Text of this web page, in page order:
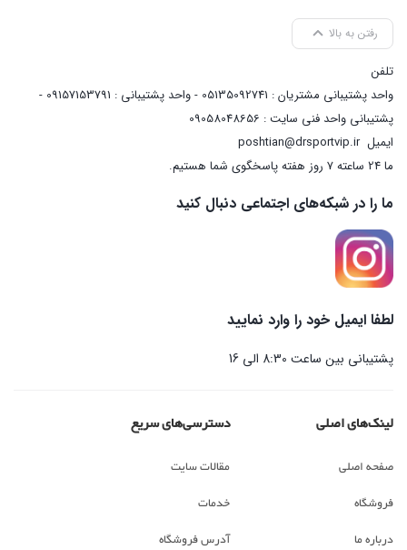
رفتن به بالا
تلفن
واحد پشتیبانی مشتریان : 05135092741 - واحد پشتیبانی : 09157153791 -
پشتیبانی واحد فنی سایت : 09058048656
ایمیلposhtian@drsportvip.ir
ما 24 ساعته 7 روز هفته پاسخگوی شما هستیم.
ما را در شبکه‌های اجتماعی دنبال کنید
لطفا ایمیل خود را وارد نمایید
پشتیبانی بین ساعت 8:30 الی 16
لینک‌های اصلی
صفحه اصلی
فروشگاه
درباره ما
دسترسی‌های سریع
مقالات سایت
خدمات
آدرس فروشگاه